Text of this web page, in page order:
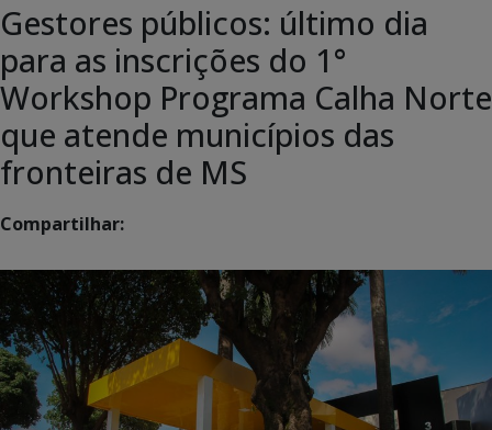
Gestores públicos: último dia
para as inscrições do 1°
Workshop Programa Calha Norte
que atende municípios das
fronteiras de MS
Compartilhar: